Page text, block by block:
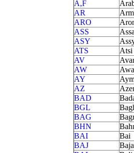
A,F
AR
ARO
ASS
ASY
ATS
Atsi
AV
AW
AY
AZ
BAD
BGL
BAG
BHN
BAI
Bai
BAJ